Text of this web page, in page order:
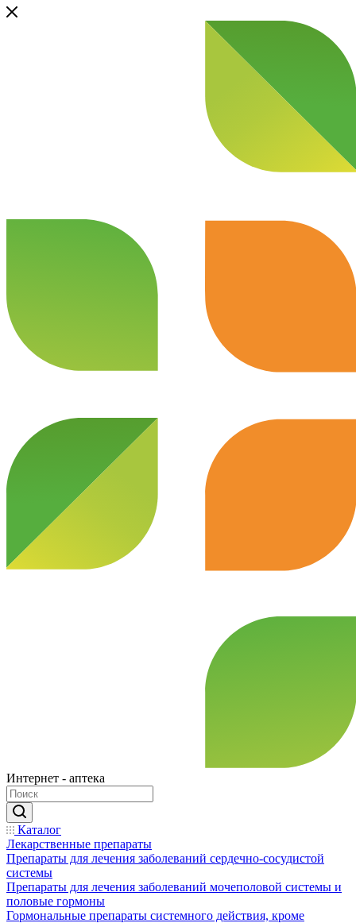
Интернет - аптека
Каталог
Лекарственные препараты
Препараты для лечения заболеваний сердечно-сосудистой
системы
Препараты для лечения заболеваний мочеполовой системы и
половые гормоны
Гормональные препараты системного действия, кроме